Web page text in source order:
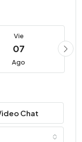
Vie
07
Ago
Chat